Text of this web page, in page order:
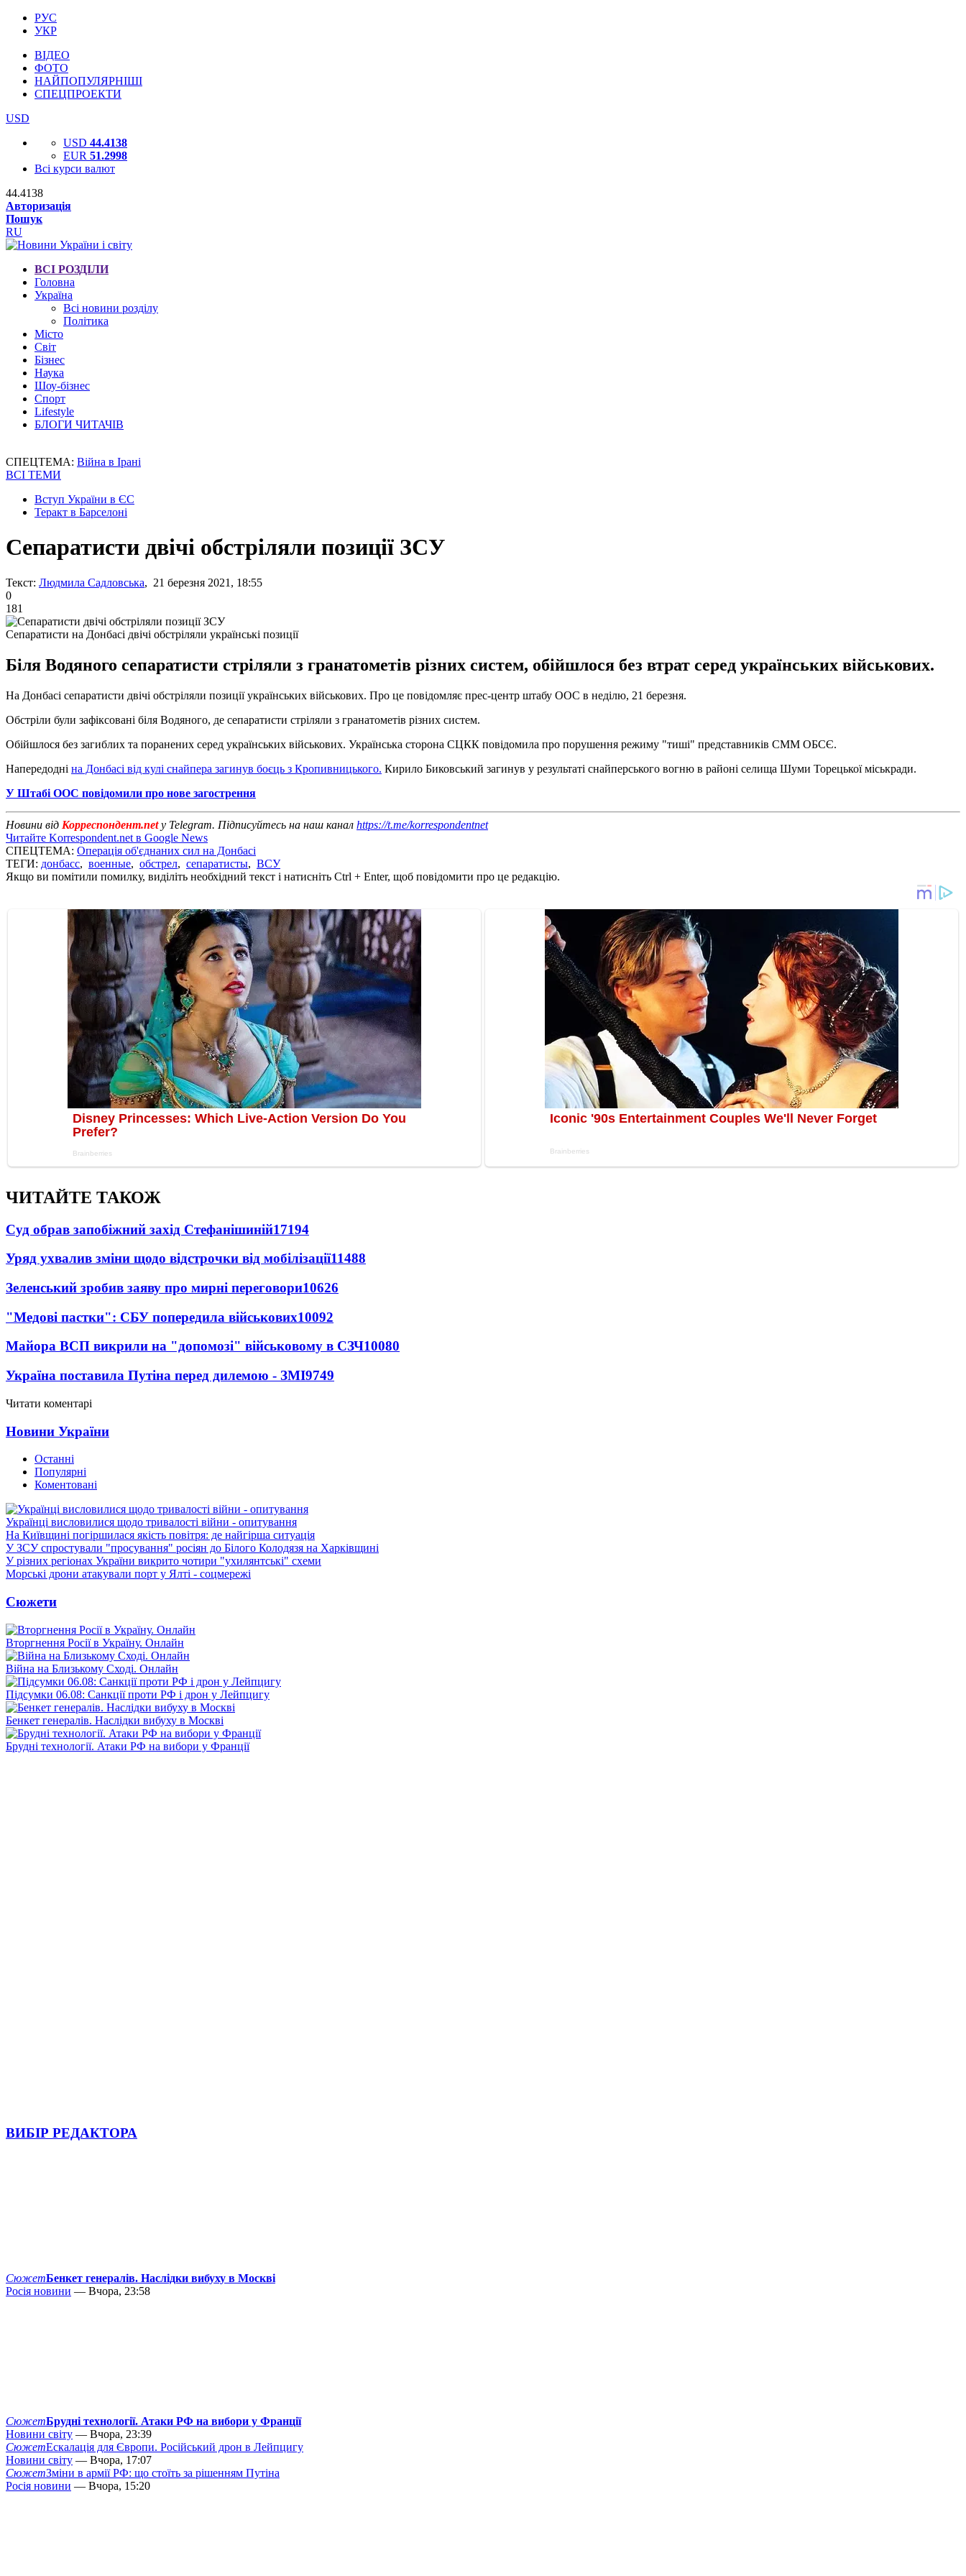
РУС
УКР
ВІДЕО
ФОТО
НАЙПОПУЛЯРНІШІ
СПЕЦПРОЕКТИ
USD
USD 44.4138
EUR 51.2998
Всі курси валют
44.4138
Авторизація
Пошук
RU
ВСІ РОЗДІЛИ
Головна
Україна
Всі новини розділу
Політика
Місто
Світ
Бізнес
Наука
Шоу-бізнес
Спорт
Lifestyle
БЛОГИ ЧИТАЧІВ
СПЕЦТЕМА: Війна в Ірані
ВСІ ТЕМИ
Вступ України в ЄС
Теракт в Барселоні
Сепаратисти двічі обстріляли позиції ЗСУ
Текст: Людмила Садловська, 21 березня 2021, 18:55
0
181
Сепаратисти на Донбасі двічі обстріляли українські позиції
Біля Водяного сепаратисти стріляли з гранатометів різних систем, обійшлося без втрат серед українських військових.
На Донбасі сепаратисти двічі обстріляли позиції українських військових. Про це повідомляє прес-центр штабу ООС в неділю, 21 березня.
Обстріли були зафіксовані біля Водяного, де сепаратисти стріляли з гранатометів різних систем.
Обійшлося без загиблих та поранених серед українських військових. Українська сторона СЦКК повідомила про порушення режиму "тиші" представників СММ ОБСЄ.
Напередодні на Донбасі від кулі снайпера загинув боєць з Кропивницького. Кирило Биковський загинув у результаті снайперського вогню в районі селища Шуми Торецької міськради.
У Штабі ООС повідомили про нове загострення
Новини від Корреспондент.netу Telegram. Підписуйтесь на наш канал https://t.me/korrespondentnet
Читайте Korrespondent.net в Google News
СПЕЦТЕМА: Операція об'єднаних сил на Донбасі
ТЕГИ: донбасс, военные, обстрел, сепаратисты, ВСУ
Якщо ви помітили помилку, виділіть необхідний текст і натисніть Ctrl + Enter, щоб повідомити про це редакцію.
ЧИТАЙТЕ ТАКОЖ
Суд обрав запобіжний захід Стефанішиній17194
Уряд ухвалив зміни щодо відстрочки від мобілізації11488
Зеленський зробив заяву про мирні переговори10626
"Медові пастки": СБУ попередила військових10092
Майора ВСП викрили на "допомозі" військовому в СЗЧ10080
Україна поставила Путіна перед дилемою - ЗМІ9749
Читати коментарі
Новини України
Останні
Популярні
Коментовані
Українці висловилися щодо тривалості війни - опитування
На Київщині погіршилася якість повітря: де найгірша ситуація
У ЗСУ спростували "просування" росіян до Білого Колодязя на Харківщині
У різних регіонах України викрито чотири "ухилянтські" схеми
Морські дрони атакували порт у Ялті - соцмережі
Сюжети
Вторгнення Росії в Україну. Онлайн
Війна на Близькому Сході. Онлайн
Підсумки 06.08: Санкції проти РФ і дрон у Лейпцигу
Бенкет генералів. Наслідки вибуху в Москві
Брудні технології. Атаки РФ на вибори у Франції
ВИБІР РЕДАКТОРА
СюжетБенкет генералів. Наслідки вибуху в Москві
Росія новини — Вчора, 23:58
СюжетБрудні технології. Атаки РФ на вибори у Франції
Новини світу — Вчора, 23:39
СюжетЕскалація для Європи. Російський дрон в Лейпцигу
Новини світу — Вчора, 17:07
СюжетЗміни в армії РФ: що стоїть за рішенням Путіна
Росія новини — Вчора, 15:20